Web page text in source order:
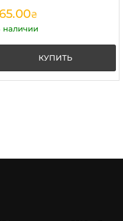
₴
наличии
КУПИТЬ